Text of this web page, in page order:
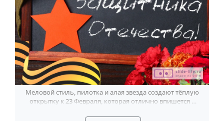
Меловой стиль, пилотка и алая звезда создают тёплую
открытку к 23 Февраля, которая отлично впишется в